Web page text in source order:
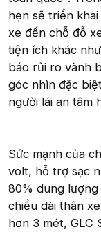
hẹn sẽ triển
xe đến chỗ đỗ
tiện ích khác
báo rủi ro vành
góc nhìn đặc
người lái an tâm
Sức mạnh của
volt, hỗ trợ sạc
80% dung
chiều dài thân
hơn 3 mét, GLC